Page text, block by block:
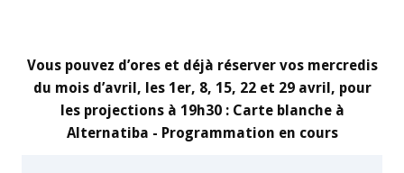
Vous pouvez d’ores et déjà réserver vos mercredis
du mois d’avril, les 1er, 8, 15, 22 et 29 avril, pour
les projections à 19h30 : Carte blanche à
Alternatiba - Programmation en cours